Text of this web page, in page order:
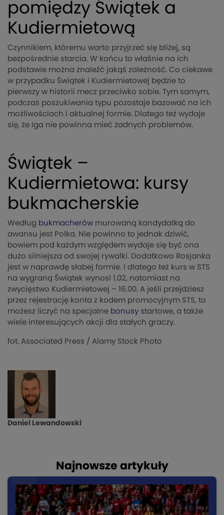
pomiędzy Świątek a
Kudiermietową
Czynnikiem, któremu warto przyjrzeć się bliżej, są
bezpośrednie starcia. W końcu to właśnie na ich
podstawie można znaleźć jakąś zależność. Co ciekawe
w przypadku Świątek i Kudiermietowej będzie to
pierwszy w historii mecz przeciwko sobie. Tym samym,
podczas poszukiwania typu pozostaje bazować na ich
możliwościach i aktualnej formie. Dlatego też wydaje
się, że Iga nie powinna mieć żadnych problemów.
Świątek –
Kudiermietowa: kursy
bukmacherskie
Według bukmacherów murowaną kandydatką do
awansu jest Polka. Nie powinno to jednak dziwić,
bowiem pod każdym względem wydaje się być ona
dużo silniejsza od swojej rywalki. Dodatkowo Rosjanka
jest w naprawdę słabej formie. I dlatego też kurs w STS
na wygraną Świątek wynosi 1.02, natomiast na
zwycięstwo Kudiermietowej – 16.00. A jeśli przejdziesz
przez rejestrację konta z kodem promocyjnym STS, to
możesz liczyć na specjalne bonusy startowe, a także
wiele interesujących akcji dla stałych graczy.
fot. Associated Press / Alamy Stock Photo
Daniel Lewandowski
Najnowsze artykuły